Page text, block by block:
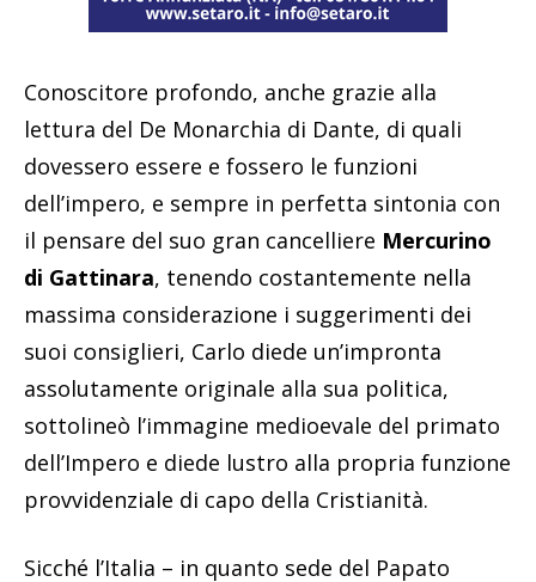
Conoscitore profondo, anche grazie alla
lettura del De Monarchia di Dante, di quali
dovessero essere e fossero le funzioni
dell’impero, e sempre in perfetta sintonia con
il pensare del suo gran cancelliere Mercurino
di Gattinara, tenendo costantemente nella
massima considerazione i suggerimenti dei
suoi consiglieri, Carlo diede un’impronta
assolutamente originale alla sua politica,
sottolineò l’immagine medioevale del primato
dell’Impero e diede lustro alla propria funzione
provvidenziale di capo della Cristianità.
Sicché l’Italia – in quanto sede del Papato